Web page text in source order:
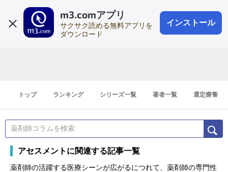
m3.comアプリ
サクサク読める無料アプリを
ダウンロード
インストール
会員登録
登録1分
トップ ランキング シリーズ一覧 著者一覧 選定療養
アセスメントに関連する記事一覧
薬剤師の活躍する医療シーンが広がるにつれて、薬剤師の専門性